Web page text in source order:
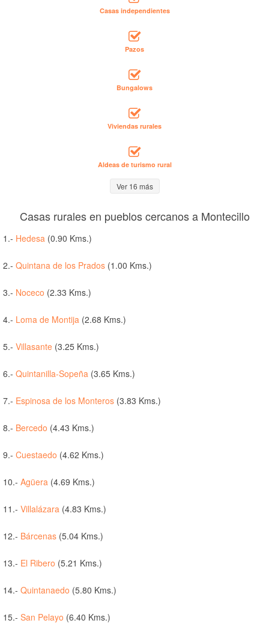
Casas independientes
Pazos
Bungalows
Viviendas rurales
Aldeas de turismo rural
Ver 16 más
Casas rurales en pueblos cercanos a Montecillo
1.- Hedesa (0.90 Kms.)
2.- Quintana de los Prados (1.00 Kms.)
3.- Noceco (2.33 Kms.)
4.- Loma de Montija (2.68 Kms.)
5.- Villasante (3.25 Kms.)
6.- Quintanilla-Sopeña (3.65 Kms.)
7.- Espinosa de los Monteros (3.83 Kms.)
8.- Bercedo (4.43 Kms.)
9.- Cuestaedo (4.62 Kms.)
10.- Agüera (4.69 Kms.)
11.- Villalázara (4.83 Kms.)
12.- Bárcenas (5.04 Kms.)
13.- El Ribero (5.21 Kms.)
14.- Quintanaedo (5.80 Kms.)
15.- San Pelayo (6.40 Kms.)